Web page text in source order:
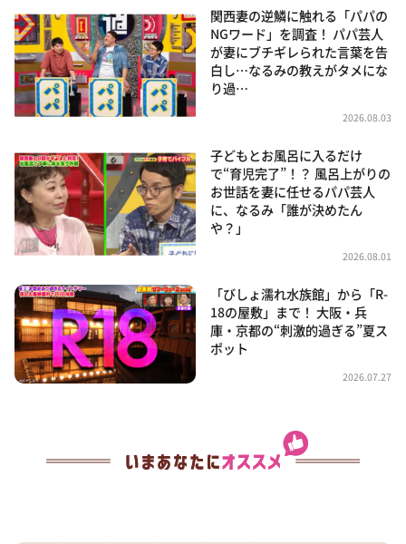
関西妻の逆鱗に触れる「パパの
NGワード」を調査！ パパ芸人
が妻にブチギレられた言葉を告
白し…なるみの教えがタメにな
り過…
2026.08.03
子どもとお風呂に入るだけ
で“育児完了”！？ 風呂上がりの
お世話を妻に任せるパパ芸人
に、なるみ「誰が決めたん
や？」
2026.08.01
「びしょ濡れ水族館」から「R-
18の屋敷」まで！ 大阪・兵
庫・京都の“刺激的過ぎる”夏ス
ポット
2026.07.27